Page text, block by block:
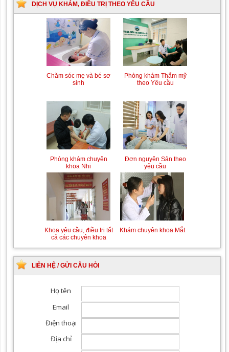
DỊCH VỤ KHÁM, ĐIỀU TRỊ THEO YÊU CẦU
Chăm sóc mẹ và bé sơ
sinh
Phòng khám Thẩm mỹ
theo Yêu cầu
Phòng khám chuyên
khoa Nhi
Đơn nguyên Sản theo
yêu cầu
Khoa yêu cầu, điều trị tất
cả các chuyên khoa
Khám chuyên khoa Mắt
LIÊN HỆ / GỬI CÂU HỎI